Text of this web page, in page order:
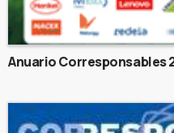
Anuario Corresponsables